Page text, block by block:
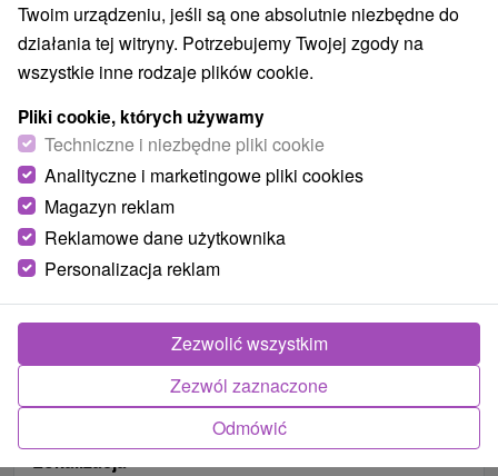
Długość pobytuod 127 noce
Pożywienieśniadanie i kolacja
Data ważności na pobyt01.01.2000
Lokalizacja
Twoim urządzeniu, jeśli są one absolutnie niezbędne do
działania tej witryny. Potrzebujemy Twojej zgody na
wszystkie inne rodzaje plików cookie.
Pliki cookie, których używamy
Techniczne i niezbędne pliki cookie
Analityczne i marketingowe pliki cookies
Magazyn reklam
Reklamowe dane użytkownika
Personalizacja reklam
Odmówić
Zezwól zaznaczone
Zezwolić wszystkim